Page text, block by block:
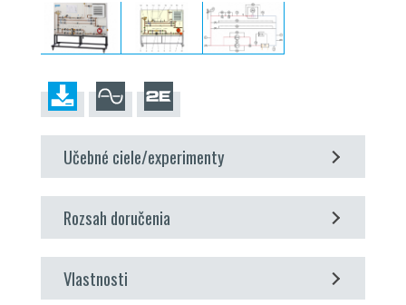
Učebné ciele/experimenty
zoznámenie sa s vykurovacím okruhom
zoznámenie sa s reguláciou teploty
dvojbodový ovládač
PID
záznam krokovej odozvy
Rozsah doručenia
1 tréner
1 softvérGUNT
Vlastnosti